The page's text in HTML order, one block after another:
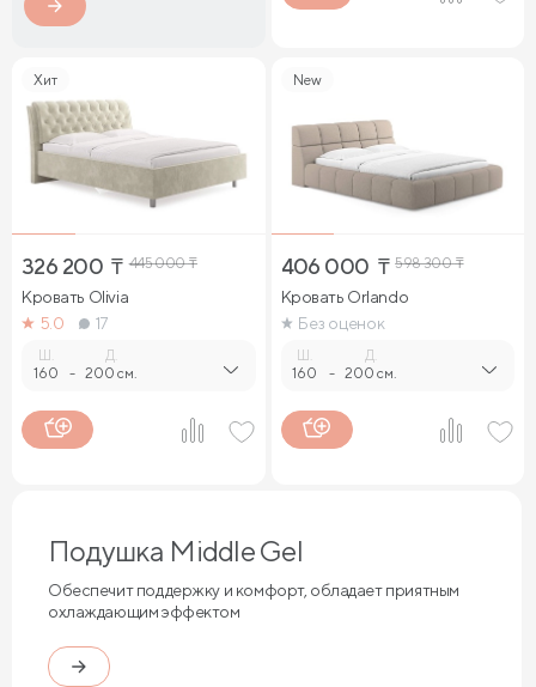
Хит
326 200 ₸ 445 000₸
Кровать Olivia
5.0
17
160 -
Д.
200 см.
New
406 000 ₸ 598 300₸
Кровать Orlando
Без оценок
160 -
Д.
200 см.
Подушка Middle Gel
Обеспечит поддержку и комфорт, обладает приятным
охлаждающим эффектом